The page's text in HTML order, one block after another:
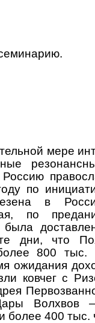
мере
по
в
по
была
дни, что
800 тыс.
ожидания
ковчег с
Волхвов
более 400 тыс.